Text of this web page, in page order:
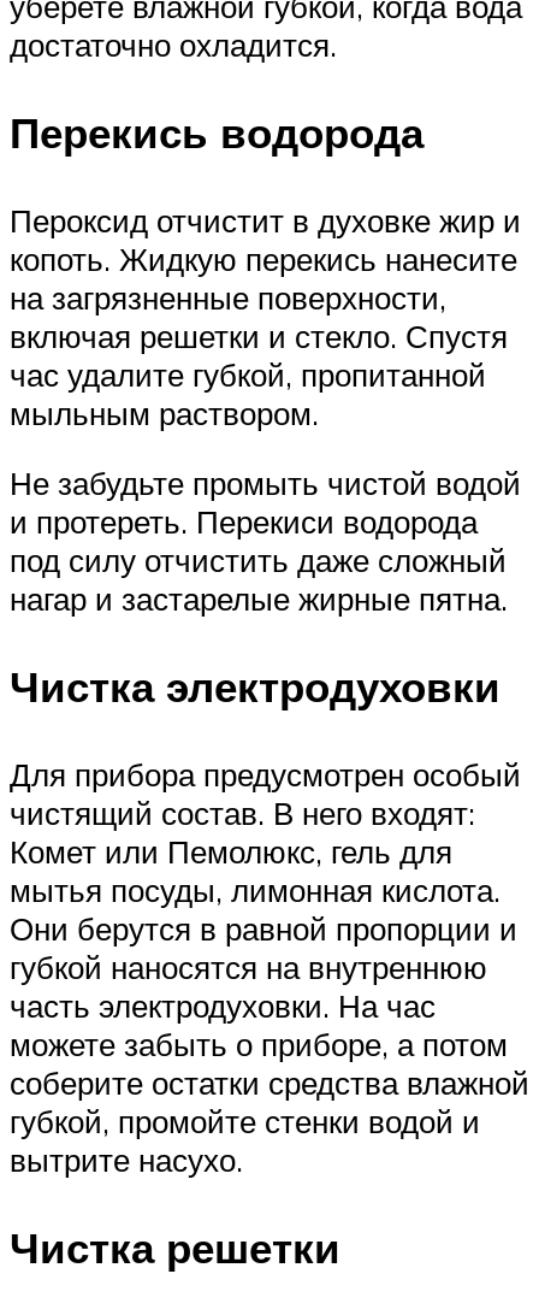
достаточно охладится.
Перекись водорода
Пероксид отчистит в духовке жир и
копоть. Жидкую перекись нанесите
на загрязненные поверхности,
включая решетки и стекло. Спустя
час удалите губкой, пропитанной
мыльным раствором.
Не забудьте промыть чистой водой
и протереть. Перекиси водорода
под силу отчистить даже сложный
нагар и застарелые жирные пятна.
Чистка электродуховки
Для прибора предусмотрен особый
чистящий состав. В него входят:
Комет или Пемолюкс, гель для
мытья посуды, лимонная кислота.
Они берутся в равной пропорции и
губкой наносятся на внутреннюю
часть электродуховки. На час
можете забыть о приборе, а потом
соберите остатки средства влажной
губкой, промойте стенки водой и
вытрите насухо.
Чистка решетки